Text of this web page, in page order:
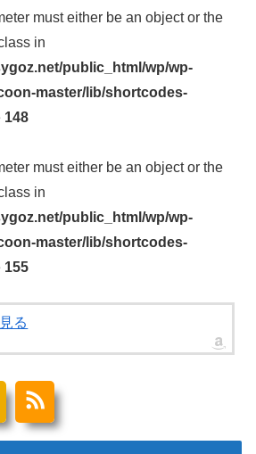
must either be an object or the
in
public_html/wp/wp-
master/lib/shortcodes-
148
must either be an object or the
in
public_html/wp/wp-
master/lib/shortcodes-
155
る